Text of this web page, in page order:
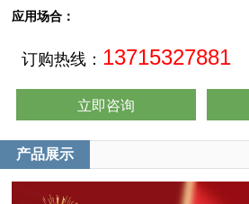
应用场合：
订购热线： 13715327881
立即咨询
产品展示